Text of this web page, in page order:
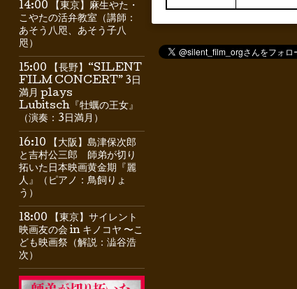
14:00 【東京】麻生やた・
こやたの活弁教室（講師：
あそう八咫、あそう子八
咫）
15:00 【長野】“SILENT
FILM CONCERT” 3日
満月 plays
Lubitsch『牡蠣の王女』
（演奏：3日満月）
16:10 【大阪】島津保次郎
と吉村公三郎 師弟が切り
拓いた日本映画黄金期『麗
人』（ピアノ：鳥飼りょ
う）
18:00 【東京】サイレント
映画友の会 in キノコヤ 〜こ
ども映画祭（解説：澁谷浩
次）